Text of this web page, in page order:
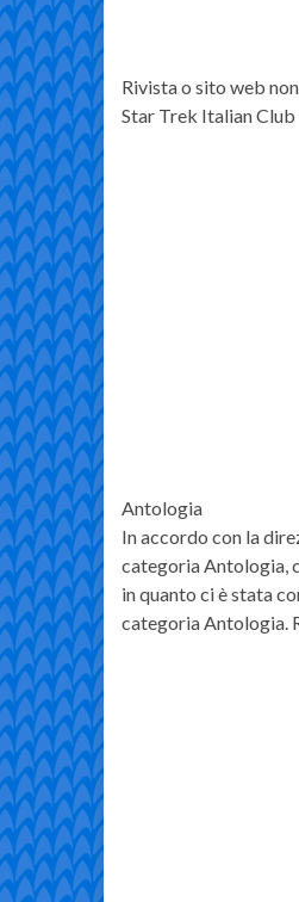
Rivista o sito web
Star Trek Italian
Antologia
In accordo con la
categoria Antologia,
in quanto ci è stata
categoria Antologia.